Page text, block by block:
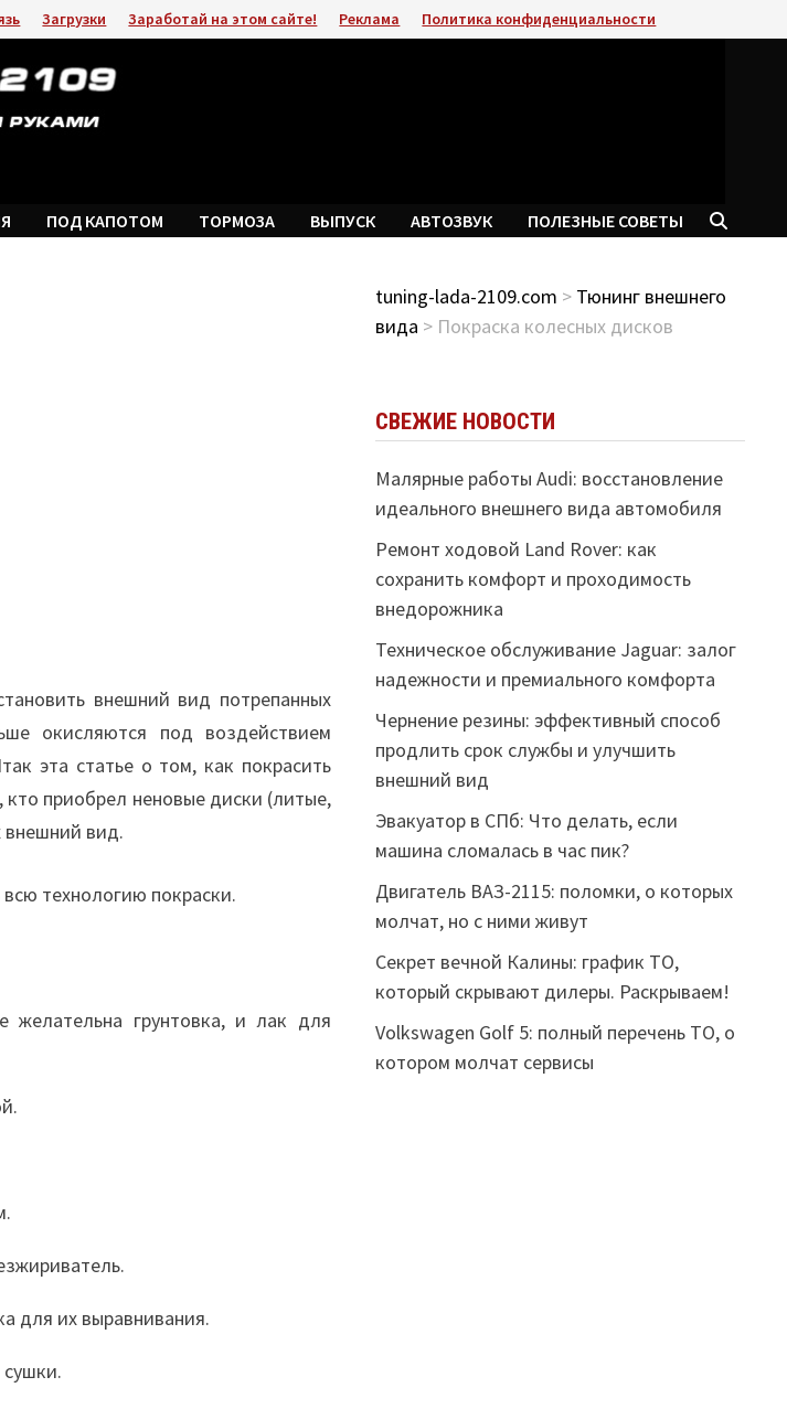
Загрузки Заработай на этом сайте! Реклама Политика конфиденциальности
ПОД КАПОТОМ ТОРМОЗА ВЫПУСК АВТОЗВУК ПОЛЕЗНЫЕ СОВЕТЫ
внешний вид потрепанных
окисляются под воздействием
эта статье о том, как покрасить
приобрел неновые диски (литые,
внешний вид.
технологию покраски.
желательна грунтовка, и лак для
для их выравнивания.
tuning-lada-2109.com > Тюнинг внешнего
вида > Покраска колесных дисков
СВЕЖИЕ НОВОСТИ
Малярные работы Audi: восстановление
идеального внешнего вида автомобиля
Ремонт ходовой Land Rover: как
сохранить комфорт и проходимость
внедорожника
Техническое обслуживание Jaguar: залог
надежности и премиального комфорта
Чернение резины: эффективный способ
продлить срок службы и улучшить
внешний вид
Эвакуатор в СПб: Что делать, если
машина сломалась в час пик?
Двигатель ВАЗ-2115: поломки, о которых
молчат, но с ними живут
Секрет вечной Калины: график ТО,
который скрывают дилеры. Раскрываем!
Volkswagen Golf 5: полный перечень ТО, о
котором молчат сервисы